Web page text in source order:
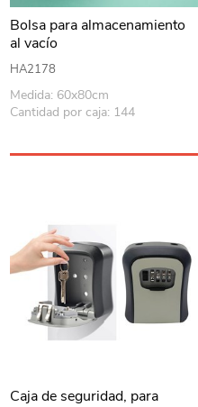
Bolsa para almacenamiento
al vacío
HA2178
Medida: 60x80cm
Cantidad por caja: 144
Caja de seguridad, para